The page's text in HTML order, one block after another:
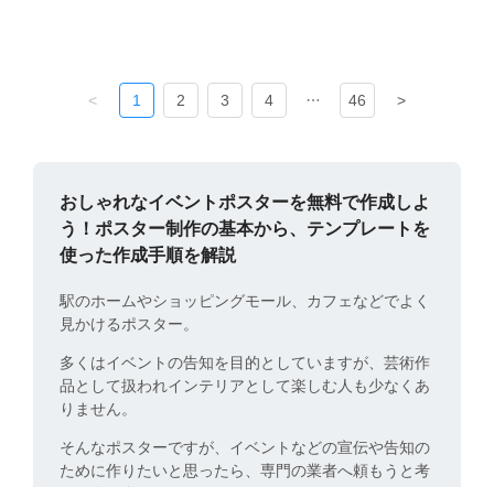
< 1 2 3 4 46 >
おしゃれなイベントポスターを無料で作成しよ
う！ポスター制作の基本から、テンプレートを
使った作成手順を解説
駅のホームやショッピングモール、カフェなどでよく
見かけるポスター。
多くはイベントの告知を目的としていますが、芸術作
品として扱われインテリアとして楽しむ人も少なくあ
りません。
そんなポスターですが、イベントなどの宣伝や告知の
ために作りたいと思ったら、専門の業者へ頼もうと考